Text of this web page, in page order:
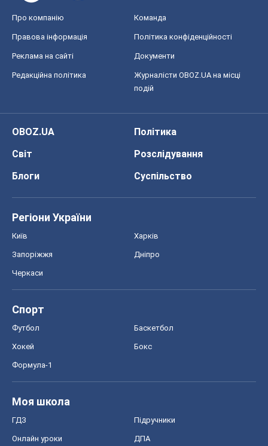
Про компанію Команда
Правова інформація Політика конфіденційності
Реклама на сайті Документи
Редакційна політика
Журналісти OBOZ.UA на місці
подій
OBOZ.UA
Політика
Світ
Розслідування
Блоги
Суспільство
Регіони України
Київ Харків
Запоріжжя Дніпро
Черкаси
Спорт
Футбол Баскетбол
Хокей Бокс
Формула-1
Моя школа
ГДЗ Підручники
Онлайн уроки ДПА